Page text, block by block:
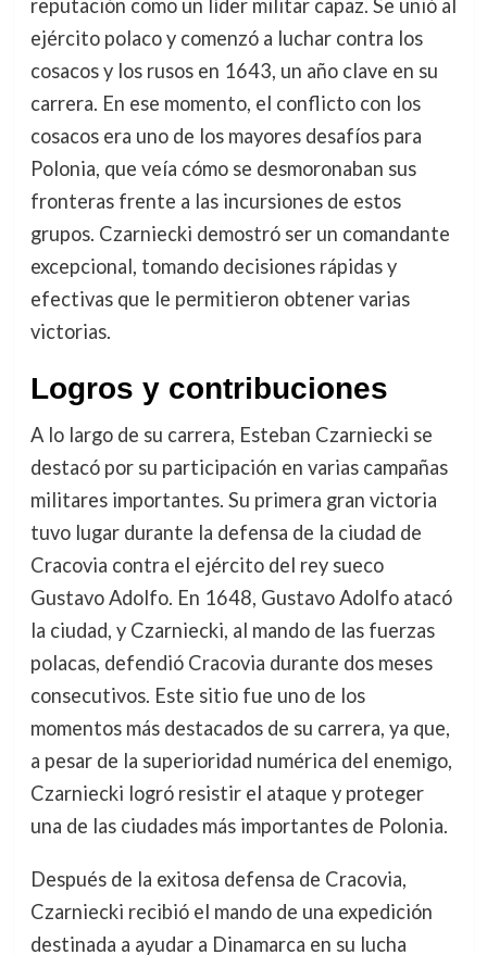
reputación como un líder militar capaz. Se unió al
ejército polaco y comenzó a luchar contra los
cosacos y los rusos en 1643, un año clave en su
carrera. En ese momento, el conflicto con los
cosacos era uno de los mayores desafíos para
Polonia, que veía cómo se desmoronaban sus
fronteras frente a las incursiones de estos
grupos. Czarniecki demostró ser un comandante
excepcional, tomando decisiones rápidas y
efectivas que le permitieron obtener varias
victorias.
Logros y contribuciones
A lo largo de su carrera, Esteban Czarniecki se
destacó por su participación en varias campañas
militares importantes. Su primera gran victoria
tuvo lugar durante la defensa de la ciudad de
Cracovia contra el ejército del rey sueco
Gustavo Adolfo. En 1648, Gustavo Adolfo atacó
la ciudad, y Czarniecki, al mando de las fuerzas
polacas, defendió Cracovia durante dos meses
consecutivos. Este sitio fue uno de los
momentos más destacados de su carrera, ya que,
a pesar de la superioridad numérica del enemigo,
Czarniecki logró resistir el ataque y proteger
una de las ciudades más importantes de Polonia.
Después de la exitosa defensa de Cracovia,
Czarniecki recibió el mando de una expedición
destinada a ayudar a Dinamarca en su lucha